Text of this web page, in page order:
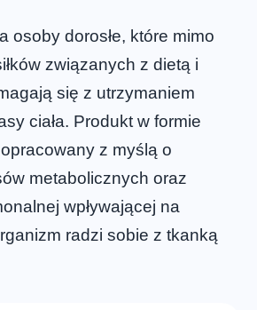
osoby dorosłe, które mimo
związanych z dietą i
się z utrzymaniem
ciała. Produkt w formie
opracowany z myślą o
metabolicznych oraz
wpływającej na
radzi sobie z tkanką